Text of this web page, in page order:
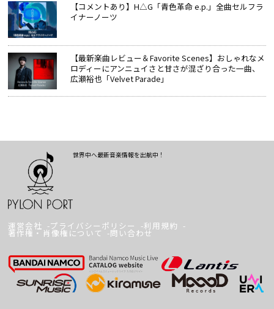
【コメントあり】H△G「青色革命 e.p.」全曲セルフラ
イナーノーツ
【最新楽曲レビュー＆Favorite Scenes】おしゃれなメ
ロディーにアンニュイさと甘さが混ざり合った一曲、
広瀬裕也「Velvet Parade」
世界中へ最新音楽情報を出航中！
運営会社 プライバシーポリシー 利用規約
著作権・肖像権について 問い合わせ